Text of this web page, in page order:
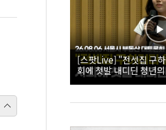
[스팟Live] "전셋집 구
회에 첫발 내디딘 청년
시 부동산 대토론회